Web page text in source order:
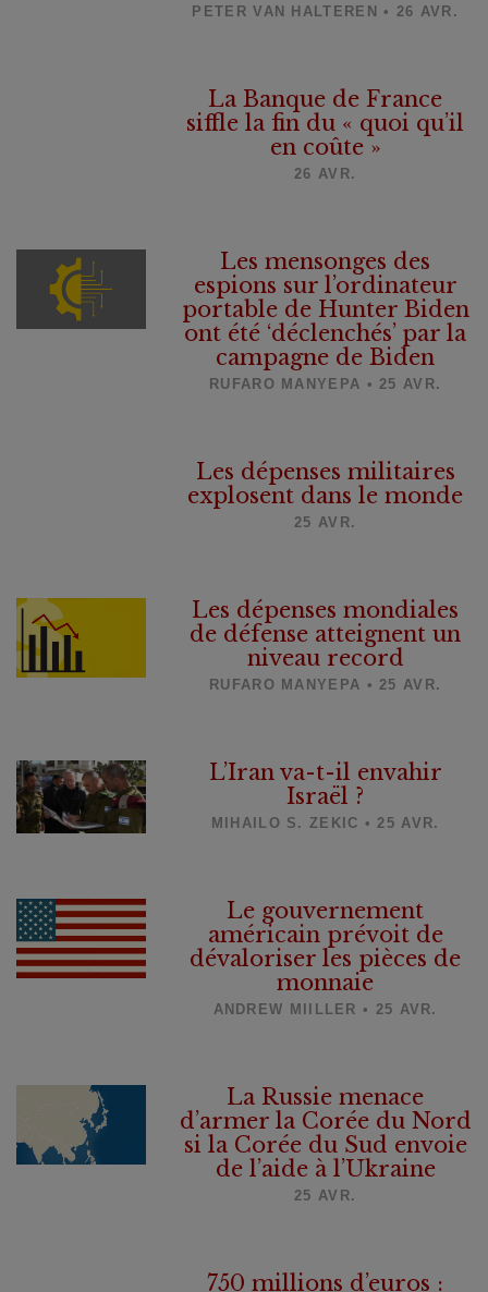
PETER VAN HALTEREN • 26 AVR.
La Banque de France
siffle la fin du « quoi qu’il
en coûte »
26 AVR.
Les mensonges des
espions sur l’ordinateur
portable de Hunter Biden
ont été ‘déclenchés’ par la
campagne de Biden
RUFARO MANYEPA • 25 AVR.
Les dépenses militaires
explosent dans le monde
25 AVR.
Les dépenses mondiales
de défense atteignent un
niveau record
RUFARO MANYEPA • 25 AVR.
L’Iran va-t-il envahir
Israël ?
MIHAILO S. ZEKIC • 25 AVR.
Le gouvernement
américain prévoit de
dévaloriser les pièces de
monnaie
ANDREW MIILLER • 25 AVR.
La Russie menace
d’armer la Corée du Nord
si la Corée du Sud envoie
de l’aide à l’Ukraine
25 AVR.
750 millions d’euros :